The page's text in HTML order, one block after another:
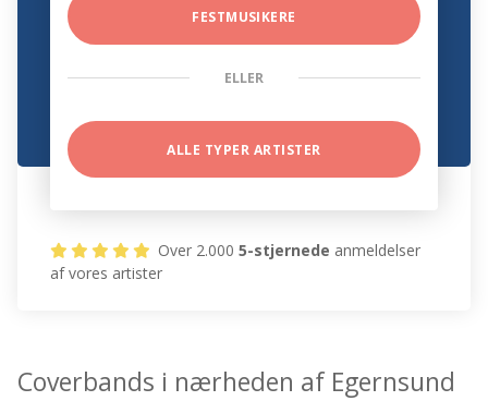
FESTMUSIKERE
ELLER
ALLE TYPER ARTISTER
Over 2.0005-stjernede anmeldelser
af vores artister
Coverbands i nærheden af Egernsund